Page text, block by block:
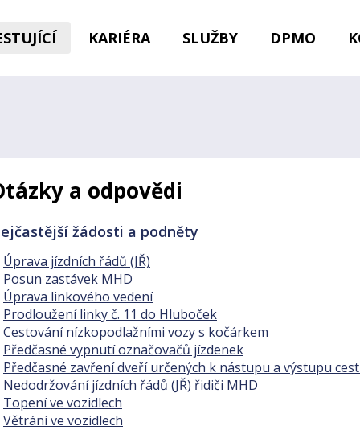
KARIÉRA SLUŽBY DPMO
a odpovědi
žádosti a podněty
Úprava jízdních řádů (JŘ)
Posun zastávek MHD
Úprava linkového vedení
Prodloužení linky č. 11 do Hluboček
Cestování nízkopodlažními vozy s kočárkem
Předčasné vypnutí označovačů jízdenek
Předčasné zavření dveří určených k nástupu a výstupu
Nedodržování jízdních řádů (JŘ) řidiči MHD
Topení ve vozidlech
Větrání ve vozidlech